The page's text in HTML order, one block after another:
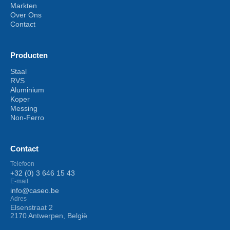
Markten
Over Ons
Contact
Producten
Staal
RVS
Aluminium
Koper
Messing
Non-Ferro
Contact
Telefoon
+32 (0) 3 646 15 43
E-mail
info@caseo.be
Adres
Elsenstraat 2
2170 Antwerpen, België